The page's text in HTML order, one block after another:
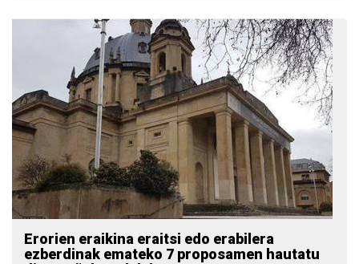
Erorien eraikina eraitsi edo erabilera
ezberdinak emateko 7 proposamen hautatu